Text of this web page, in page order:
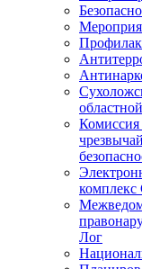
комплекс
Лог